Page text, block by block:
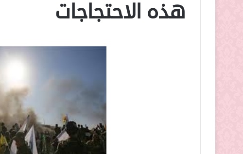
هذه الاحتجاجات